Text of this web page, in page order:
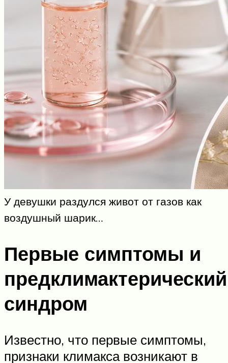
У девушки раздулся живот от газов как
воздушный шарик…
Первые симптомы и
предклимактерический
синдром
Известно, что первые симптомы,
признаки климакса возникают в